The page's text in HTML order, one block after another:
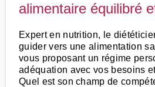
alimentaire équilibré
Expert en nutrition, le
guider vers une alimentation
vous proposant un régime
adéquation avec vos besoins
Quel est son champ de